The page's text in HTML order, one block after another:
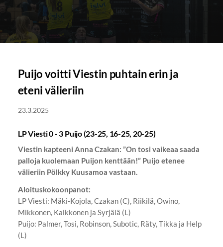
Puijo voitti Viestin puhtain erin ja
eteni välieriin
23.3.2025
LP Viesti 0 - 3 Puijo (23-25, 16-25, 20-25)
Viestin kapteeni Anna Czakan: ”On tosi vaikeaa saada
palloja kuolemaan Puijon kenttään!” Puijo etenee
välieriin Pölkky Kuusamoa vastaan.
Aloituskokoonpanot:
LP Viesti: Mäki-Kojola, Czakan (C), Riikilä, Owino,
Mikkonen, Kaikkonen ja Syrjälä (L)
Puijo: Palmer, Tosi, Robinson, Subotic, Räty, Tikka ja Help
(L)